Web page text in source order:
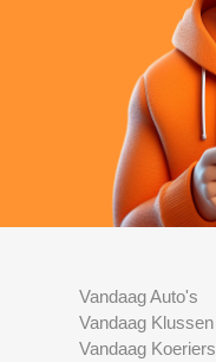
Vandaag Auto's
Vandaag Klussen
Vandaag Koeriers